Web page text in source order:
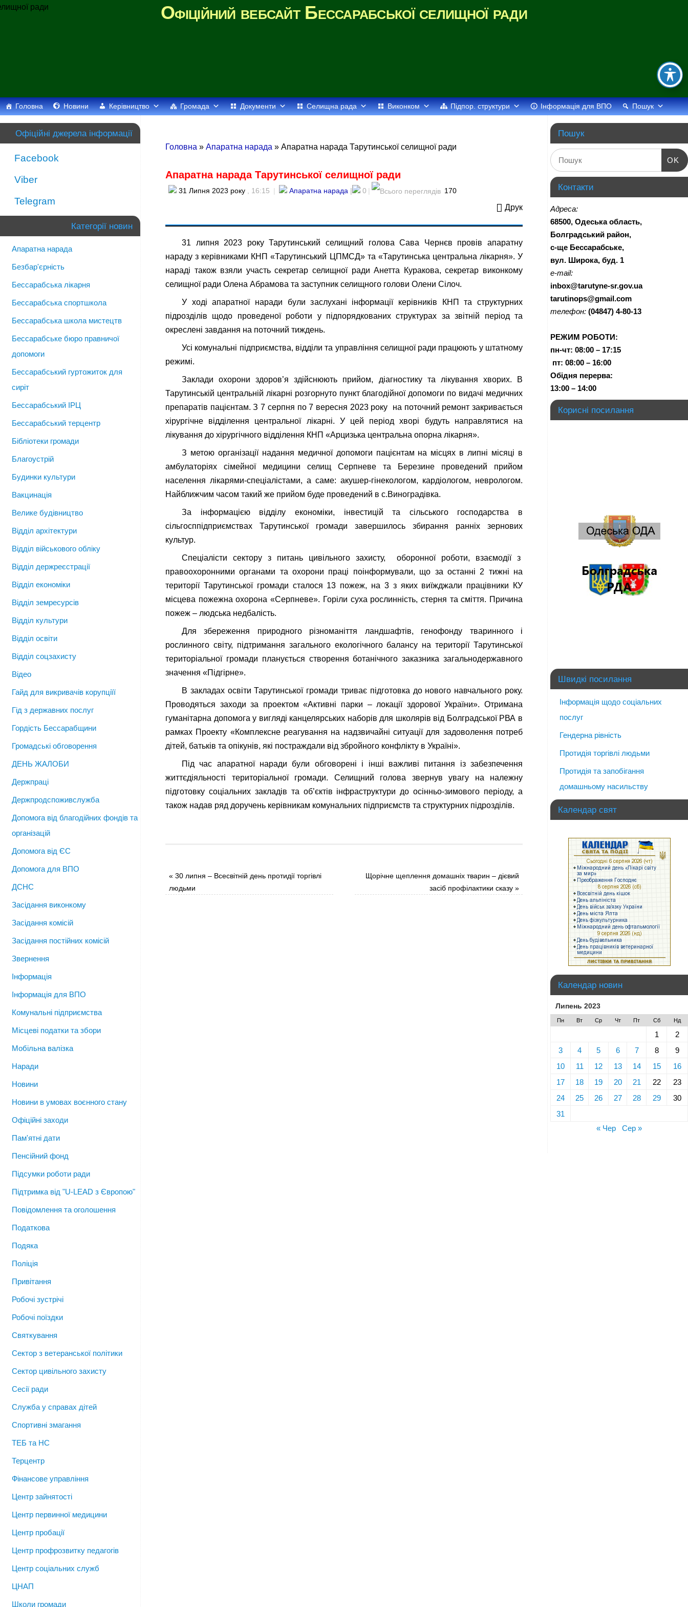
Офіційний вебсайт Бессарабської селищної ради
Головна Новини Керівництво Громада Документи Селищна рада Виконком Підпор. структури Інформація для ВПО Пошук
Головна » Апаратна нарада » Апаратна нарада Тарутинської селищної ради
Апаратна нарада Тарутинської селищної ради
31 Липня 2023 року , 16:15 | Апаратна нарада | 0 | 170
Друк
31 липня 2023 року Тарутинський селищний голова Сава Чернєв провів апаратну
нараду з керівниками КНП «Тарутинський ЦПМСД» та «Тарутинська центральна лікарня». У
нараді також взяли участь секретар селищної ради Анетта Куракова, секретар виконкому
селищної ради Олена Абрамова та заступник селищного голови Олени Сілоч.
У ході апаратної наради були заслухані інформації керівників КНП та структурних
підрозділів щодо проведеної роботи у підпорядкованих структурах за звітній період та
окреслені завдання на поточний тиждень.
Усі комунальні підприємства, відділи та управління селищної ради працюють у штатному
режимі.
Заклади охорони здоров’я здійснюють прийом, діагностику та лікування хворих. В
Тарутинській центральній лікарні розгорнуто пункт благодійної допомоги по видачі медичних
препаратів пацієнтам. З 7 серпня по 7 вересня 2023 року на поточний ремонт закривається
хірургічне відділення центральної лікарні. У цей період хворі будуть направлятися на
лікування до хірургічного відділення КНП «Арцизька центральна опорна лікарня».
З метою організації надання медичної допомоги пацієнтам на місцях в липні місяці в
амбулаторіях сімейної медицини селищ Серпневе та Березине проведений прийом
населення лікарями-спеціалістами, а саме: акушер-гінекологом, кардіологом, неврологом.
Найближчим часом такий же прийом буде проведений в с.Виноградівка.
За інформацією відділу економіки, інвестицій та сільського господарства в
сільгосппідприємствах Тарутинської громади завершилось збирання ранніх зернових
культур.
Спеціалісти сектору з питань цивільного захисту, оборонної роботи, взаємодії з
правоохоронними органами та охорони праці поінформували, що за останні 2 тижні на
території Тарутинської громади сталося 13 пожеж, на 3 з яких виїжджали працівники КУ
місцева пожежна охорона «Серпневе». Горіли суха рослинність, стерня та сміття. Причина
пожеж – людська недбалість.
Для збереження природного різноманіття ландшафтів, генофонду тваринного і
рослинного світу, підтримання загального екологічного балансу на території Тарутинської
територіальної громади планується створення ботанічного заказника загальнодержавного
значення «Підгірне».
В закладах освіти Тарутинської громади триває підготовка до нового навчального року.
Проводяться заходи за проектом «Активні парки – локації здорової України». Отримана
гуманітарна допомога у вигляді канцелярських наборів для школярів від Болградської РВА в
рамках Проекту «Комплексне реагування на надзвичайні ситуації для задоволення потреб
дітей, батьків та опікунів, які постраждали від збройного конфлікту в Україні».
Під час апаратної наради були обговорені і інші важливі питання із забезпечення
життєдіяльності територіальної громади. Селищний голова звернув увагу на належну
підготовку соціальних закладів та об’єктів інфраструктури до осінньо-зимового періоду, а
також надав ряд доручень керівникам комунальних підприємств та структурних підрозділів.
« 30 липня – Всесвітній день протидії торгівлі
людьми
Щорічне щеплення домашніх тварин – дієвий
засіб профілактики сказу»
Офіційні джерела інформації
Facebook
Viber
Telegram
Категорії новин
Апаратна нарада
Безбар'єрність
Бессарабська лікарня
Бессарабська спортшкола
Бессарабська школа мистецтв
Бессарабське бюро правничої
допомоги
Бессарабський гуртожиток для
сиріт
Бессарабський ІРЦ
Бессарабський терцентр
Бібліотеки громади
Благоустрій
Будинки культури
Вакцинація
Велике будівництво
Відділ архітектури
Відділ військового обліку
Відділ держреєстрації
Відділ економіки
Відділ земресурсів
Відділ культури
Відділ освіти
Відділ соцзахисту
Відео
Гайд для викривачів корупціїї
Гід з державних послуг
Гордість Бессарабщини
Громадські обговорення
ДЕНЬ ЖАЛОБИ
Держпраці
Держпродспоживслужба
Допомога від благодійних фондів та
організацій
Допомога від ЄС
Допомога для ВПО
ДСНС
Засідання виконкому
Засідання комісій
Засідання постійних комісій
Звернення
Інформація
Інформація для ВПО
Комунальні підприємства
Місцеві податки та збори
Мобільна валізка
Наради
Новини
Новини в умовах воєнного стану
Офіційні заходи
Пам'ятні дати
Пенсійний фонд
Підсумки роботи ради
Підтримка від "U-LEAD з Європою"
Повідомлення та оголошення
Податкова
Подяка
Поліція
Привітання
Робочі зустрічі
Робочі поїздки
Святкування
Сектор з ветеранської політики
Сектор цивільного захисту
Сесії ради
Служба у справах дітей
Спортивні змагання
ТЕБ та НС
Терцентр
Фінансове управління
Центр зайнятості
Центр первинної медицини
Центр пробації
Центр профрозвитку педагогів
Центр соціальних служб
ЦНАП
Школи громади
Пошук
OK
Контакти
Адреса:
68500, Одеська область,
Болградський район,
с-ще Бессарабське,
вул. Широка, буд. 1
e-mail:
inbox@tarutyne-sr.gov.ua
tarutinops@gmail.com
телефон: (04847) 4-80-13
РЕЖИМ РОБОТИ:
пн-чт: 08:00 – 17:15
пт: 08:00 – 16:00
Обідня перерва:
13:00 – 14:00
Корисні посилання
Швидкі посилання
Інформація щодо соціальних
послуг
Гендерна рівність
Протидія торгівлі людьми
Протидія та запобігання
домашньому насильству
Календар свят
Календар новин
Липень 2023
Пн Вт Ср Чт Пт Сб Нд
1
2
3
4 5 6 7 8
9
10
11 12 13 14 15
16
17
18 19 20 21 22
23
24
25 26 27 28 29
30
31
« Чер
Сер »